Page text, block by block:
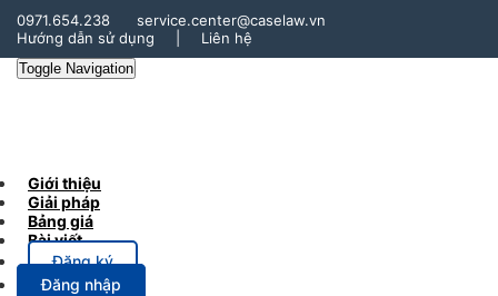
0971.654.238
service.center@caselaw.vn
Hướng dẫn sử dụng
Liên hệ
Toggle Navigation
Giới thiệu
Giải pháp
Bảng giá
Bài viết
Đăng ký
Đăng nhập